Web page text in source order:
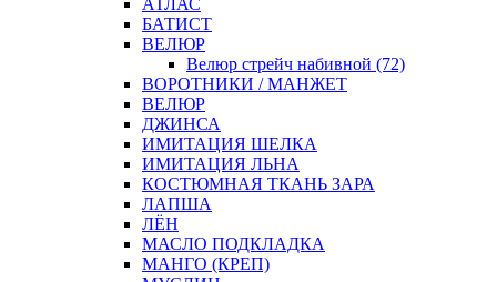
АТЛАС
БАТИСТ
ВЕЛЮР
Велюр стрейч набивной (72)
ВОРОТНИКИ / МАНЖЕТ
ВЕЛЮР
ДЖИНСА
ИМИТАЦИЯ ШЕЛКА
ИМИТАЦИЯ ЛЬНА
КОСТЮМНАЯ ТКАНЬ ЗАРА
ЛАПША
ЛЁН
МАСЛО ПОДКЛАДКА
МАНГО (КРЕП)